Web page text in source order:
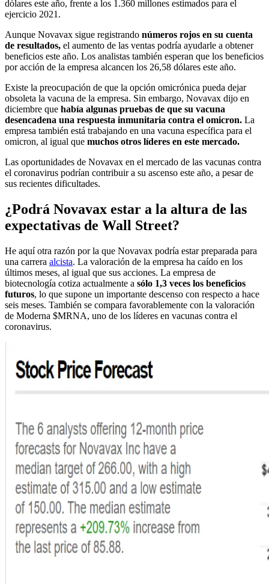
dólares este año, frente a los 1.360 millones estimados para el
ejercicio 2021.
Aunque Novavax sigue registrando números rojos en su cuenta
de resultados, el aumento de las ventas podría ayudarle a obtener
beneficios este año. Los analistas también esperan que los beneficios
por acción de la empresa alcancen los 26,58 dólares este año.
Existe la preocupación de que la opción omicrónica pueda dejar
obsoleta la vacuna de la empresa. Sin embargo, Novavax dijo en
diciembre que había algunas pruebas de que su vacuna
desencadena una respuesta inmunitaria contra el omicron. La
empresa también está trabajando en una vacuna específica para el
omicron, al igual que muchos otros líderes en este mercado.
Las oportunidades de Novavax en el mercado de las vacunas contra
el coronavirus podrían contribuir a su ascenso este año, a pesar de
sus recientes dificultades.
¿Podrá Novavax estar a la altura de las
expectativas de Wall Street?
He aquí otra razón por la que Novavax podría estar preparada para
una carrera alcista. La valoración de la empresa ha caído en los
últimos meses, al igual que sus acciones. La empresa de
biotecnología cotiza actualmente a sólo 1,3 veces los beneficios
futuros, lo que supone un importante descenso con respecto a hace
seis meses. También se compara favorablemente con la valoración
de Moderna $MRNA, uno de los líderes en vacunas contra el
coronavirus.